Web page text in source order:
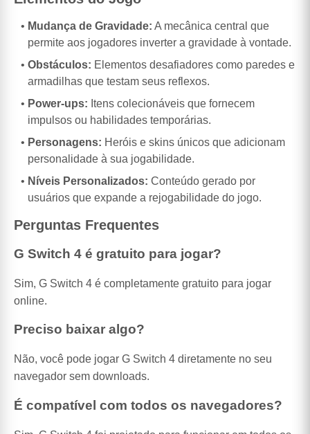
Mudança de Gravidade: A mecânica central que
permite aos jogadores inverter a gravidade à vontade.
Obstáculos: Elementos desafiadores como paredes e
armadilhas que testam seus reflexos.
Power-ups: Itens colecionáveis que fornecem
impulsos ou habilidades temporárias.
Personagens: Heróis e skins únicos que adicionam
personalidade à sua jogabilidade.
Níveis Personalizados: Conteúdo gerado por
usuários que expande a rejogabilidade do jogo.
Perguntas Frequentes
G Switch 4 é gratuito para jogar?
Sim, G Switch 4 é completamente gratuito para jogar
online.
Preciso baixar algo?
Não, você pode jogar G Switch 4 diretamente no seu
navegador sem downloads.
É compatível com todos os navegadores?